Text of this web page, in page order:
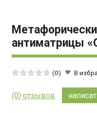
антиматрицы
Средняя
из
(0) В
(0) отзывов